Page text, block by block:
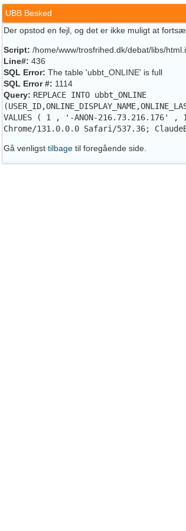
UBB Besked
Der opstod en fejl, og det er ikke muligt at
Script: /home/www/trosfrihed.dk/debat/libs/
Line#: 436
SQL Error: The table 'ubbt_ONLINE' is full
SQL Error #: 1114
Query: REPLACE INTO ubbt_ONLINE
VALUES ( 1 , '-ANON-
Chrome/131.0.0.0 Safari/537.36;
Gå venligst tilbage til foregående side.